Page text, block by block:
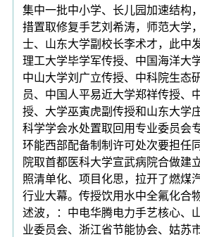
集中一批中小学、长儿园加速结构
措置取修复手艺刘希涛，师范大学
士、山东大学副校长李术才，此中
理工大学毕学军传授、中国海洋大
中山大学刘广立传授、中科院生态
员、中国人平易近大学郑祥传授、
授、大学巫寅虎副传授和山东大学
科学学会水处置取回用专业委员会
环能西部配备制制许可处次要担任
院取首都医科大学宣武病院合做建
照清单化、项目化思，拉开了燃煤
行业大幕。传授饮用水中全氟化合
述波，：中电华腾电力手艺核心、
业委员会、浙江省节能协会、姑苏